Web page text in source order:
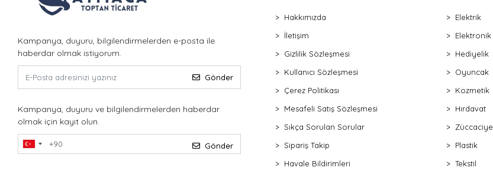
Kampanya, duyuru, bilgilendirmelerden e-posta ile
haberdar olmak istiyorum.
Gönder
Kampanya, duyuru ve bilgilendirmelerden haberdar
olmak için kayıt olun.
Gönder
Hakkımızda
İletişim
Gizlilik Sözleşmesi
Kullanıcı Sözleşmesi
Çerez Politikası
Mesafeli Satış Sözleşmesi
Sıkça Sorulan Sorular
Sipariş Takip
Havale Bildirimleri
Elektrik
Elektronik
Hediyelik
Oyuncak
Kozmetik
Hırdavat
Züccaciye
Plastik
Tekstil